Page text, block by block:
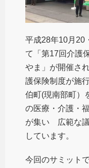
平成28年10月
て「第17回介護
やま」が開催さ
護保険制度が施
伯町(現南部町）
の医療・介護・
が集い 広範な
しています。
今回のサミット